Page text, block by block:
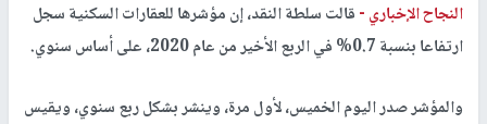
النجاح الإخباري -قالت سلطة النقد، إن مؤشرها للعقارات السكنية سجل
ارتفاعا بنسبة 0.7% في الربع الأخير من عام 2020، على أساس سنوي.
والمؤشر صدر اليوم الخميس، لأول مرة، وينشر بشكل ربع سنوي، ويقيس